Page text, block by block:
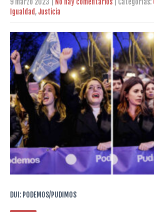
Igualdad, Justicia
DUI: PODEMOS/PUDIMOS